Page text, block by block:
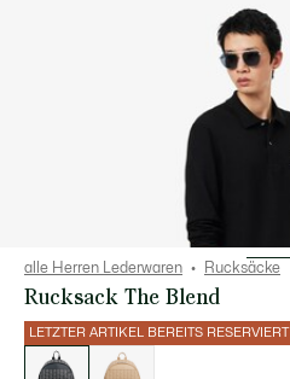
alle Herren Lederwaren Rucksäcke
Rucksack The Blend
LETZTER ARTIKEL BEREITS RESERVIERT
der
Varianten